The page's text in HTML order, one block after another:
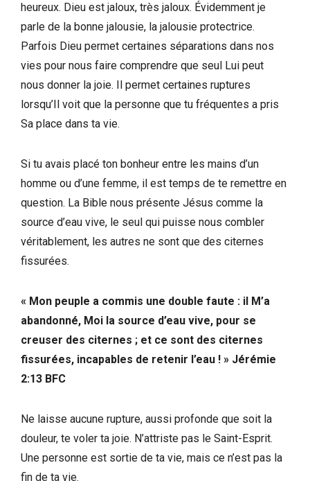
heureux. Dieu est jaloux, très jaloux. Évidemment je
parle de la bonne jalousie, la jalousie protectrice.
Parfois Dieu permet certaines séparations dans nos
vies pour nous faire comprendre que seul Lui peut
nous donner la joie. Il permet certaines ruptures
lorsqu’Il voit que la personne que tu fréquentes a pris
Sa place dans ta vie.
Si tu avais placé ton bonheur entre les mains d’un
homme ou d’une femme, il est temps de te remettre en
question. La Bible nous présente Jésus comme la
source d’eau vive, le seul qui puisse nous combler
véritablement, les autres ne sont que des citernes
fissurées.
« Mon peuple a commis une double faute : il M’a
abandonné, Moi la source d’eau vive, pour se
creuser des citernes ; et ce sont des citernes
fissurées, incapables de retenir l’eau ! » Jérémie
‭2:13‬ ‭BFC‬‬
Ne laisse aucune rupture, aussi profonde que soit la
douleur, te voler ta joie. N’attriste pas le Saint-Esprit.
Une personne est sortie de ta vie, mais ce n’est pas la
fin de ta vie.